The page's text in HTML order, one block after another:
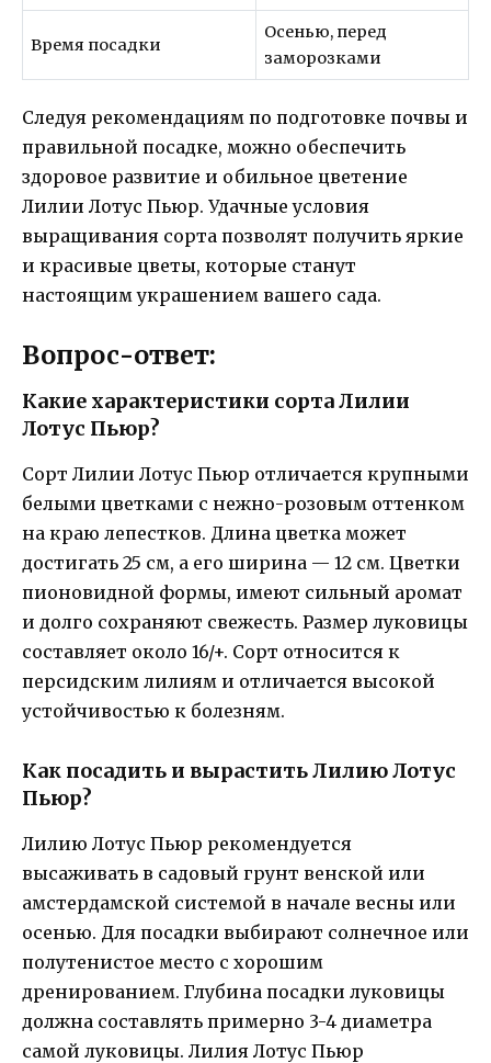
Время посадки
Осенью, перед
заморозками
Следуя рекомендациям по подготовке почвы и
правильной посадке, можно обеспечить
здоровое развитие и обильное цветение
Лилии Лотус Пьюр. Удачные условия
выращивания сорта позволят получить яркие
и красивые цветы, которые станут
настоящим украшением вашего сада.
Вопрос-ответ:
Какие характеристики сорта Лилии
Лотус Пьюр?
Сорт Лилии Лотус Пьюр отличается крупными
белыми цветками с нежно-розовым оттенком
на краю лепестков. Длина цветка может
достигать 25 см, а его ширина — 12 см. Цветки
пионовидной формы, имеют сильный аромат
и долго сохраняют свежесть. Размер луковицы
составляет около 16/+. Сорт относится к
персидским лилиям и отличается высокой
устойчивостью к болезням.
Как посадить и вырастить Лилию Лотус
Пьюр?
Лилию Лотус Пьюр рекомендуется
высаживать в садовый грунт венской или
амстердамской системой в начале весны или
осенью. Для посадки выбирают солнечное или
полутенистое место с хорошим
дренированием. Глубина посадки луковицы
должна составлять примерно 3-4 диаметра
самой луковицы. Лилия Лотус Пьюр